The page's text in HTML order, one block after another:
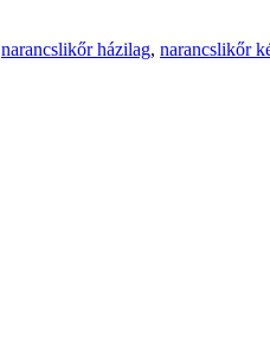
narancslikőr házilag, narancslikőr